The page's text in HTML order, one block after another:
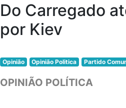
Do Carregado
por Kiev
Opinião Opinião Politica Partido
OPINIÃO POLÍTICA